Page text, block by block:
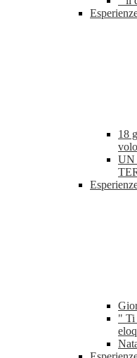
18
UN
" Ti